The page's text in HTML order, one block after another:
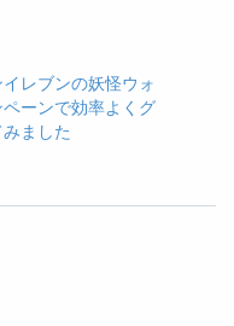
イレブンの妖怪ウォ
ーンで効率よくグ
ました